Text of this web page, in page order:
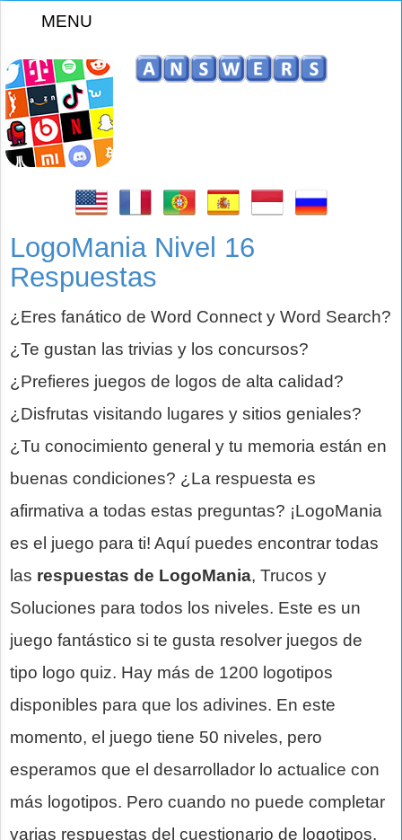
MENU
LogoMania Nivel 16
Respuestas
¿Eres fanático de Word Connect y Word Search?
¿Te gustan las trivias y los concursos?
¿Prefieres juegos de logos de alta calidad?
¿Disfrutas visitando lugares y sitios geniales?
¿Tu conocimiento general y tu memoria están en
buenas condiciones? ¿La respuesta es
afirmativa a todas estas preguntas? ¡LogoMania
es el juego para ti! Aquí puedes encontrar todas
las respuestas de LogoMania, Trucos y
Soluciones para todos los niveles. Este es un
juego fantástico si te gusta resolver juegos de
tipo logo quiz. Hay más de 1200 logotipos
disponibles para que los adivines. En este
momento, el juego tiene 50 niveles, pero
esperamos que el desarrollador lo actualice con
más logotipos. Pero cuando no puede completar
varias respuestas del cuestionario de logotipos,